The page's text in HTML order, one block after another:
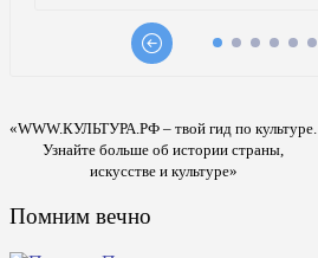
«WWW.КУЛЬТУРА.РФ – твой гид по культуре.
Узнайте больше об истории страны,
искусстве и культуре»
Помним вечно